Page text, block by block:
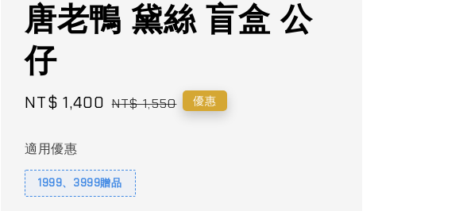
唐老鴨 黛絲 盲盒 公
仔
Sale
NT$ 1,400 Regular
NT$ 1,550 優惠
適用優惠
1999、3999贈品